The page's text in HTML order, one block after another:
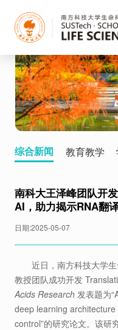
综合新闻 教育教学
南科大王泽峰团队开
AI，助力揭示RNA翻
日期:2025-05-07
近日，南方科技大学
教授团队成功开发
Acids Research发表题为
deep learning
control”的研究论文。该研